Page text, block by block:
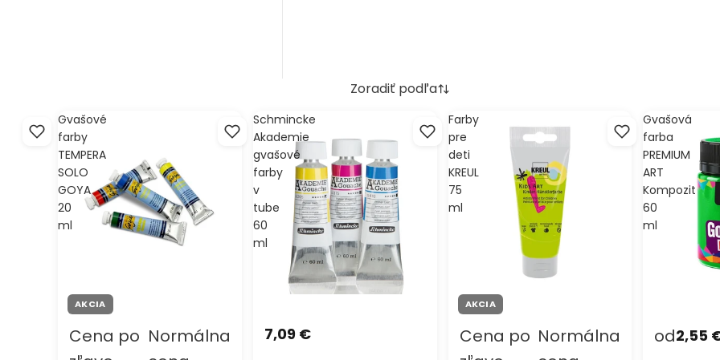
Zoradiť podľa
Gvašové
farby
TEMPERA
SOLO
GOYA
20
ml
AKCIA
Cena po Normálna
Schmincke
Akademie
gvašové
farby
v
tube
60
ml
7,09 €
Farby
pre
deti
KREUL
75
ml
AKCIA
Cena po Normálna
Gvašová
farba
PREMIUM
ART
Kompozit
60
ml
od2,55